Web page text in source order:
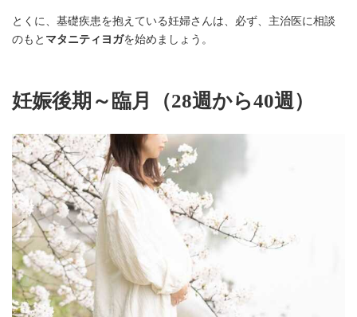
とくに、基礎疾患を抱えている妊婦さんは、必ず、主治医に相談
のもと マタニティヨガを始めましょう。
妊娠後期～臨月（28週から40週）